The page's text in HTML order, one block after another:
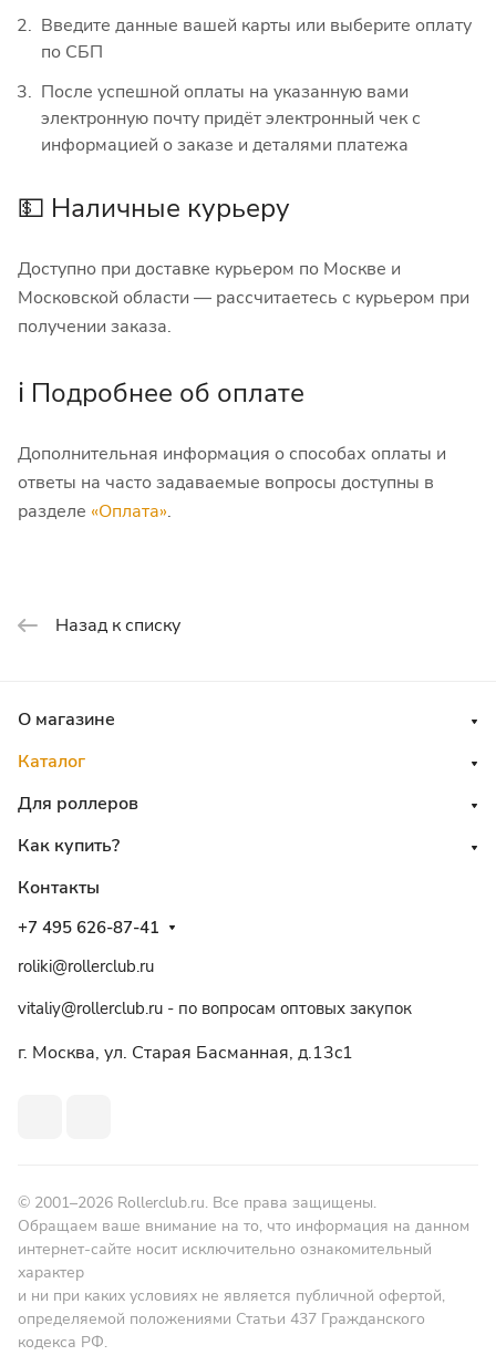
Введите данные вашей карты или выберите оплату
по СБП
После успешной оплаты на указанную вами
электронную почту придёт электронный чек с
информацией о заказе и деталями платежа
💵 Наличные курьеру
Доступно при доставке курьером по Москве и
Московской области — рассчитаетесь с курьером при
получении заказа.
ℹ️ Подробнее об оплате
Дополнительная информация о способах оплаты и
ответы на часто задаваемые вопросы доступны в
разделе «Оплата».
Назад к списку
О магазине
Каталог
Для роллеров
Как купить?
Контакты
+7 495 626-87-41
roliki@rollerclub.ru
vitaliy@rollerclub.ru - по вопросам оптовых закупок
г. Москва, ул. Старая Басманная, д.13c1
© 2001–2026 Rollerclub.ru. Все права защищены.
Обращаем ваше внимание на то, что информация на данном
интернет-сайте носит исключительно ознакомительный
характер
и ни при каких условиях не является публичной офертой,
определяемой положениями Статьи 437 Гражданского
кодекса РФ.